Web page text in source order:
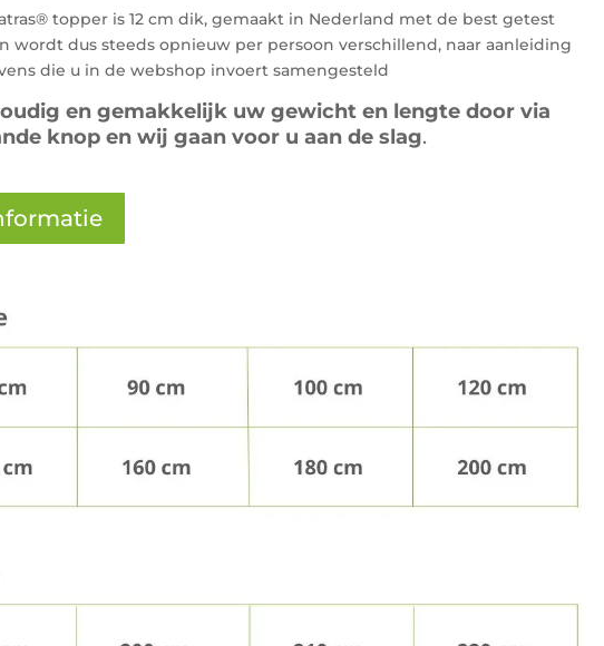
topper is 12 cm dik, gemaakt in Nederland met de best getest
wordt dus steeds opnieuw per persoon verschillend, naar aanleiding
die u in de webshop invoert samengesteld
en gemakkelijk uw gewicht en lengte door via
knop en wij gaan voor u aan de slag.